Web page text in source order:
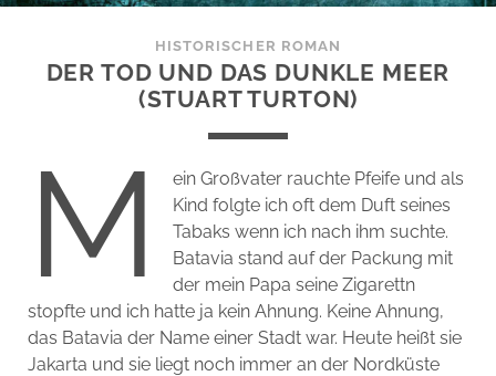
HISTORISCHER ROMAN
DER TOD UND DAS DUNKLE MEER
(STUART TURTON)
M
ein Großvater rauchte Pfeife und als
Kind folgte ich oft dem Duft seines
Tabaks wenn ich nach ihm suchte.
Batavia stand auf der Packung mit
der mein Papa seine Zigarettn
stopfte und ich hatte ja kein Ahnung. Keine Ahnung,
das Batavia der Name einer Stadt war. Heute heißt sie
Jakarta und sie liegt noch immer an der Nordküste